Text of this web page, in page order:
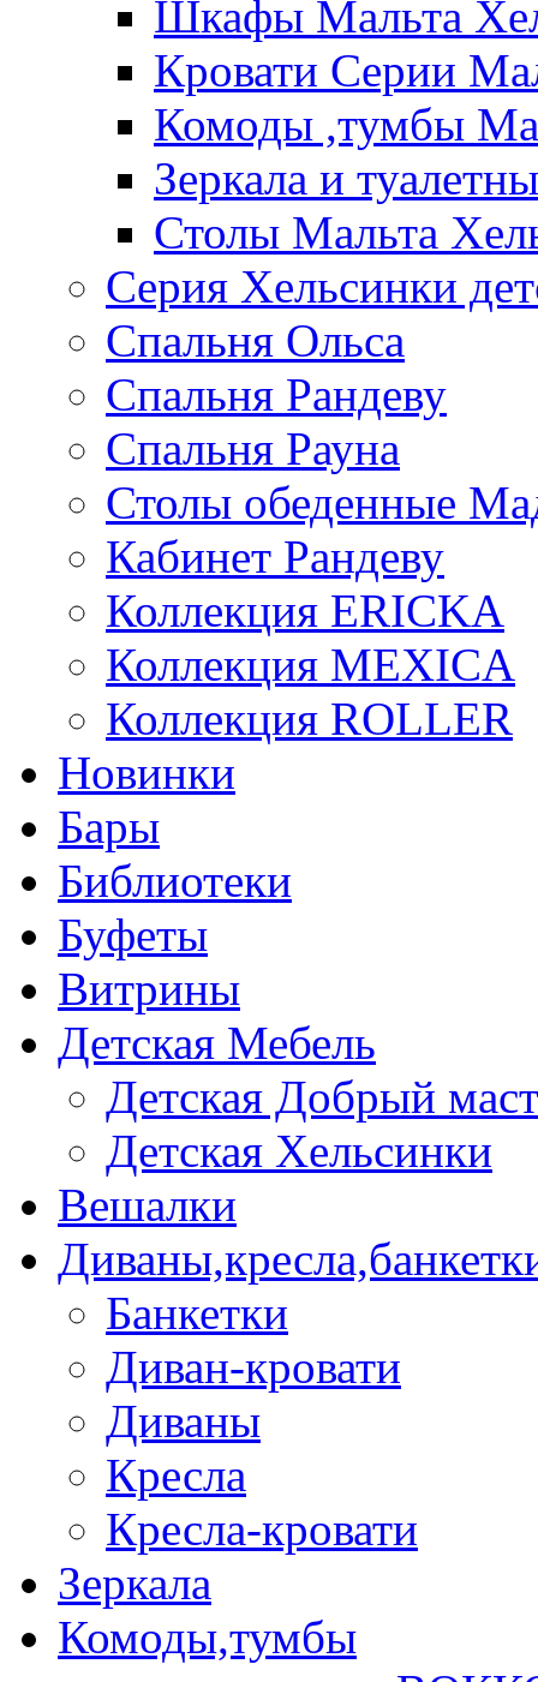
Шкафы Мальта
Кровати Серии
Комоды ,тумбы
Зеркала и
Столы Мальта
Серия Хельсинки
Спальня Ольса
Спальня Рандеву
Спальня Рауна
Столы обеденные
Кабинет Рандеву
Коллекция ERICKA
Коллекция MEXICA
Коллекция ROLLER
Новинки
Бары
Библиотеки
Буфеты
Витрины
Детская Мебель
Детская Добрый
Детская Хельсинки
Вешалки
Банкетки
Диван-кровати
Диваны
Кресла
Кресла-кровати
Зеркала
Комоды,тумбы